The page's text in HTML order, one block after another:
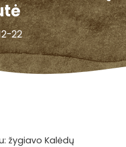
22
žygiavo Kalėdų